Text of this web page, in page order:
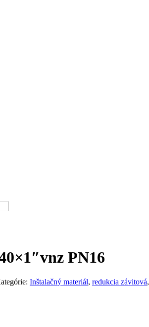
PN16
Inštalačný materiál, redukcia závitová,